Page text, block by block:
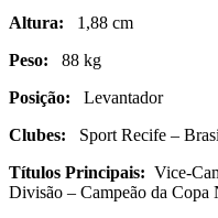
Altura: 1,88 cm
Peso: 88 kg
Posição: Levantador
Clubes: Sport Recife –
Títulos Principais: Vice-
Divisão – Campeão da Copa